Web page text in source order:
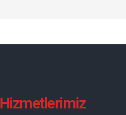
Hizmetlerimiz